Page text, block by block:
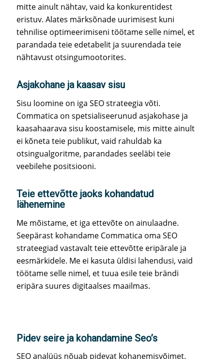
mitte ainult nähtav, vaid ka konkurentidest
eristuv. Alates märksõnade uurimisest kuni
tehnilise optimeerimiseni töötame selle nimel, et
parandada teie edetabelit ja suurendada teie
nähtavust otsingumootorites.
Asjakohane ja kaasav sisu
Sisu loomine on iga SEO strateegia võti.
Commatica on spetsialiseerunud asjakohase ja
kaasahaarava sisu koostamisele, mis mitte ainult
ei kõneta teie publikut, vaid rahuldab ka
otsingualgoritme, parandades seeläbi teie
veebilehe positsiooni.
Teie ettevõtte jaoks kohandatud
lähenemine
Me mõistame, et iga ettevõte on ainulaadne.
Seepärast kohandame Commatica oma SEO
strateegiad vastavalt teie ettevõtte eripärale ja
eesmärkidele. Me ei kasuta üldisi lahendusi, vaid
töötame selle nimel, et tuua esile teie brändi
eripära suures digitaalses maailmas.
Pidev seire ja kohandamine Seo’s
SEO analüüs nõuab pidevat kohanemisvõimet.